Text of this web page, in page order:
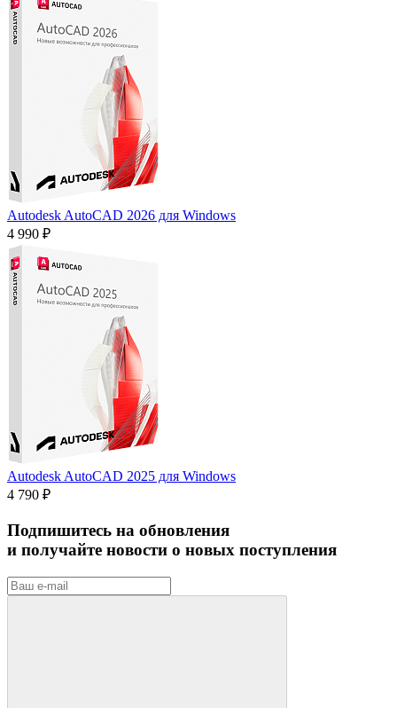
Autodesk AutoCAD 2026 для Windows
4 990 ₽
Autodesk AutoCAD 2025 для Windows
4 790 ₽
Подпишитесь на обновления
и получайте новости о новых поступления